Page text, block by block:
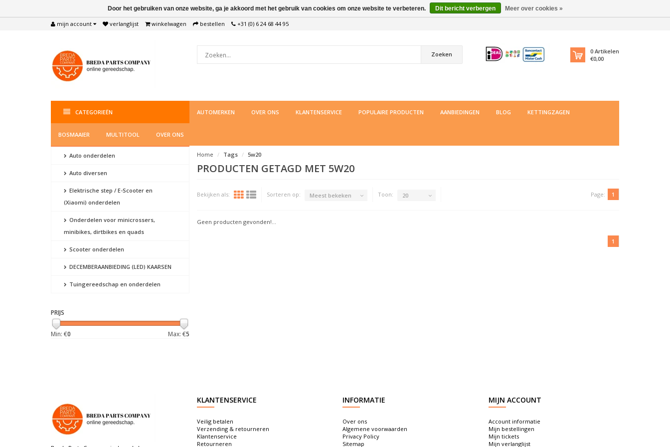
mijn account verlanglijst winkelwagen bestellen +31 (0) 6 24 68 44 95
Zoeken 0 Artikelen
€0,00
CATEGORIEËN AUTOMERKEN OVER ONS KLANTENSERVICE POPULAIRE PRODUCTEN AANBIEDINGEN BLOG KETTINGZAGEN
BOSMAAIER MULTITOOL OVER ONS
Auto onderdelen
Auto diversen
Elektrische step / E-Scooter en
(Xiaomi) onderdelen
Onderdelen voor minicrossers,
minibikes, dirtbikes en quads
Scooter onderdelen
DECEMBERAANBIEDING (LED) KAARSEN
Tuingereedschap en onderdelen
PRIJS
Min: €0 Max: €5
Home Tags 5w20
PRODUCTEN GETAGD MET 5W20
Bekijken als: Sorteren op: Meest bekeken Toon: 20 Page: 1
Geen producten gevonden!...
1
KLANTENSERVICE
Veilig betalen
Verzending & retourneren
Klantenservice
Retourneren
INFORMATIE
Over ons
Algemene voorwaarden
Privacy Policy
Sitemap
MIJN ACCOUNT
Account informatie
Mijn bestellingen
Mijn tickets
Mijn verlanglijst
Door het gebruiken van onze website, ga je akkoord met het gebruik van cookies om onze website te verbeteren. Dit bericht verbergen Meer over cookies »